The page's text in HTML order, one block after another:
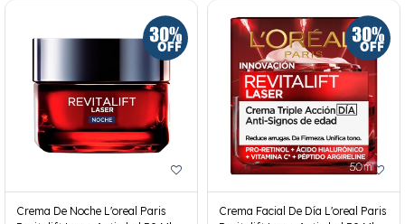
Crema De Noche L'oreal Paris
Crema Facial De Día L'oreal Paris